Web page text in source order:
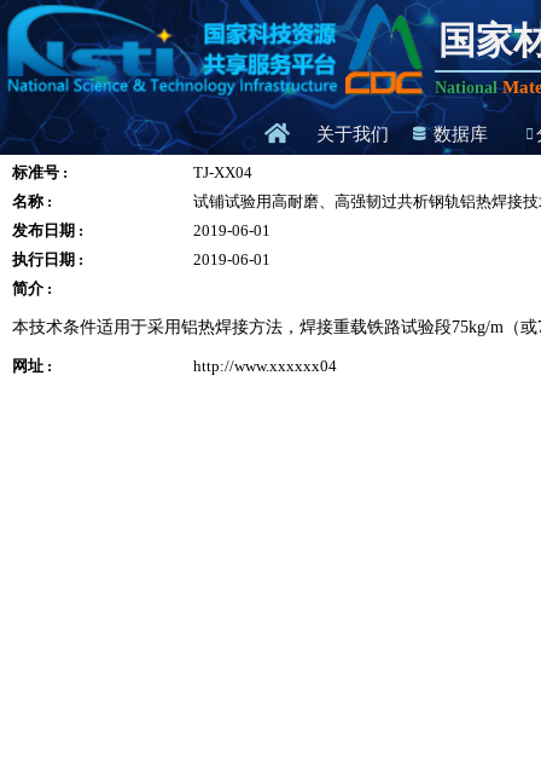
国家
National
关于我们 数据库
标准号 :
TJ-XX04
名称 :
试铺试验用高耐磨、高强韧过共析钢轨铝热焊接
发布日期 :
2019-06-01
执行日期 :
2019-06-01
简介 :
本技术条件适用于采用铝热焊接方法，焊接重载铁路试验段75kg/m（或
网址 : http://www.xxxxxx04